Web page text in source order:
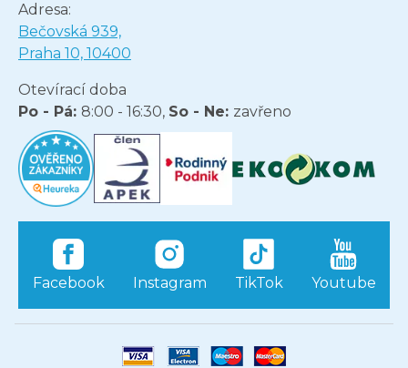
Adresa:
Bečovská 939,
Praha 10, 10400
Otevírací doba
Po - Pá: 8:00 - 16:30, So - Ne: zavřeno
Facebook Instagram TikTok Youtube